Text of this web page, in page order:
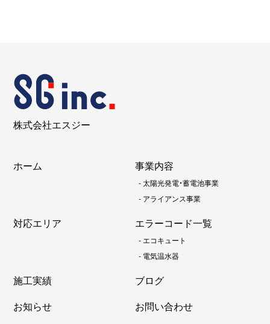
株式会社エスジー
ホーム 事業内容
-太陽光発電・蓄電池事業
- アライアンス事業
対応エリア エラーコード一覧
-エコキュート
- 電気温水器
施工実績
ブログ
お知らせ
お問い合わせ